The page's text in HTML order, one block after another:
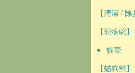
【清潔 / 除
【寵物碗】
貓壹
【貓狗籠】